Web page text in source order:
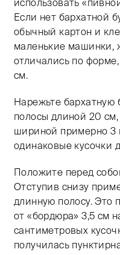
Если нет бархатной
обычный картон и
маленькие машинки,
отличались по
см.
Нарежьте бархатную
полосы длиной 20
шириной примерно 3
одинаковые кусочки
Положите перед
Отступив снизу
длинную полосу. Это
от «бордюра» 3,5 см
сантиметровых
получилась